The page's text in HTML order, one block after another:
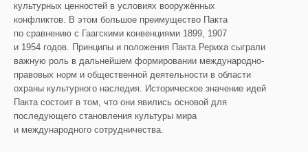
культурных ценностей в условиях вооружённых
конфликтов. В этом большое преимущество Пакта
по сравнению с Гаагскими конвенциями 1899, 1907
и 1954 годов. Принципы и положения Пакта Рериха сыграли
важную роль в дальнейшем формировании международно-
правовых норм и общественной деятельности в области
охраны культурного наследия. Историческое значение идей
Пакта состоит в том, что они явились основой для
последующего становления культуры мира
и международного сотрудничества.